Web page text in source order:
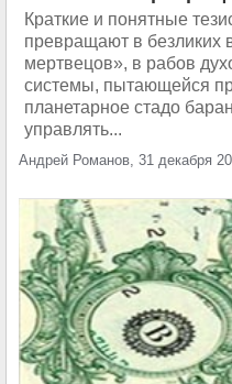
Краткие и понятные
превращают в безликих
мертвецов», в рабов
системы, пытающейся
планетарное стадо
управлять...
Андрей Романов, 31 декабря